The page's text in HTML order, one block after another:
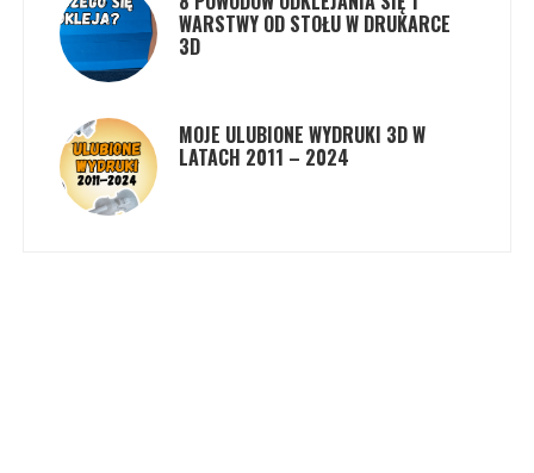
WARSTWY OD STOŁU W DRUKARCE
3D
MOJE ULUBIONE WYDRUKI 3D W
LATACH 2011 – 2024